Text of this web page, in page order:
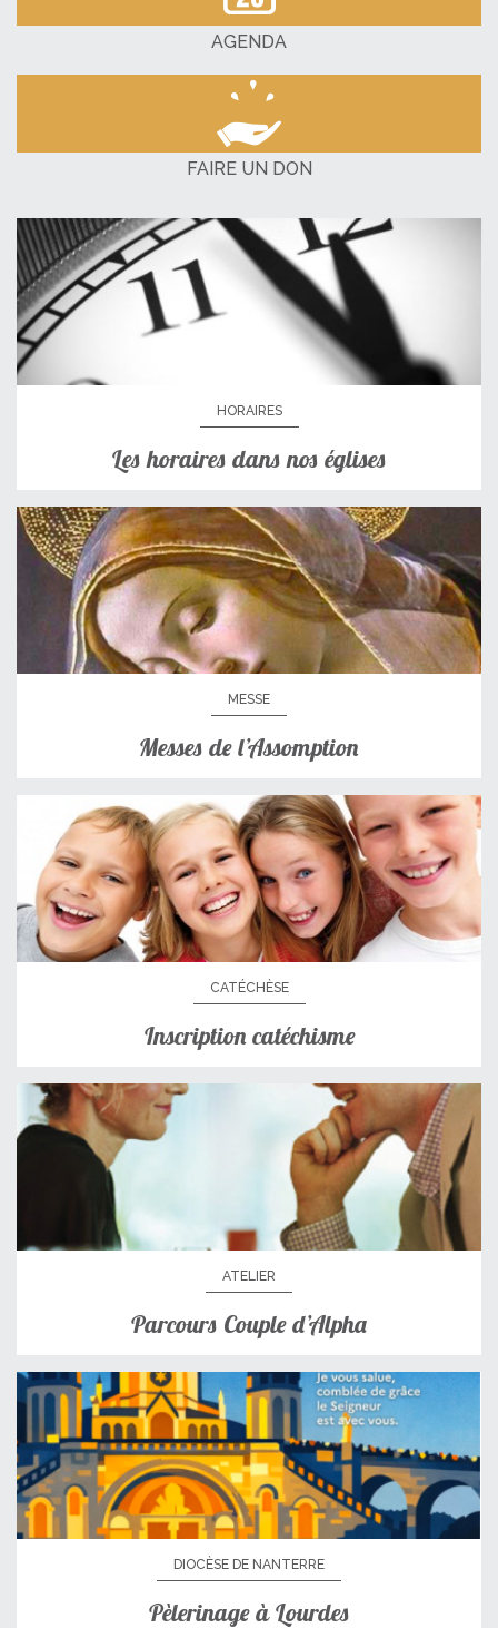
AGENDA
FAIRE UN DON
HORAIRES
Les horaires dans nos églises
MESSE
Messes de l’Assomption
CATÉCHÈSE
Inscription catéchisme
ATELIER
Parcours Couple d’Alpha
DIOCÈSE DE NANTERRE
Pèlerinage à Lourdes